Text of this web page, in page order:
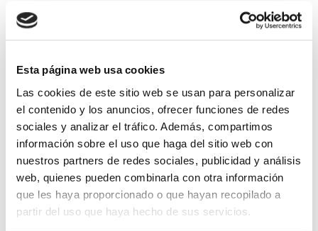
Esta página web usa cookies
Las cookies de este sitio web se usan para personalizar
el contenido y los anuncios, ofrecer funciones de redes
sociales y analizar el tráfico. Además, compartimos
información sobre el uso que haga del sitio web con
nuestros partners de redes sociales, publicidad y análisis
web, quienes pueden combinarla con otra información
que les haya proporcionado o que hayan recopilado a
partir del uso que haya hecho de sus servicios.